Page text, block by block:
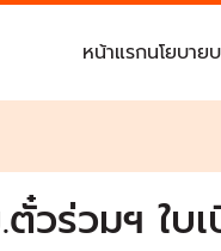
หน้าแรกนโยบาย
ตั๋วร่วมฯ ใบ